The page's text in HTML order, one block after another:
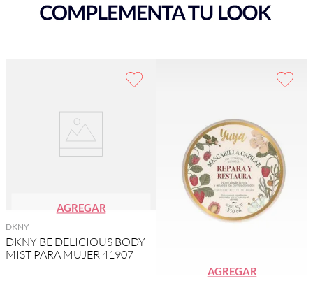
AGREGAR
DKNY
DKNY BE DELICIOUS BODY
MIST PARA MUJER 41907
AGREGAR